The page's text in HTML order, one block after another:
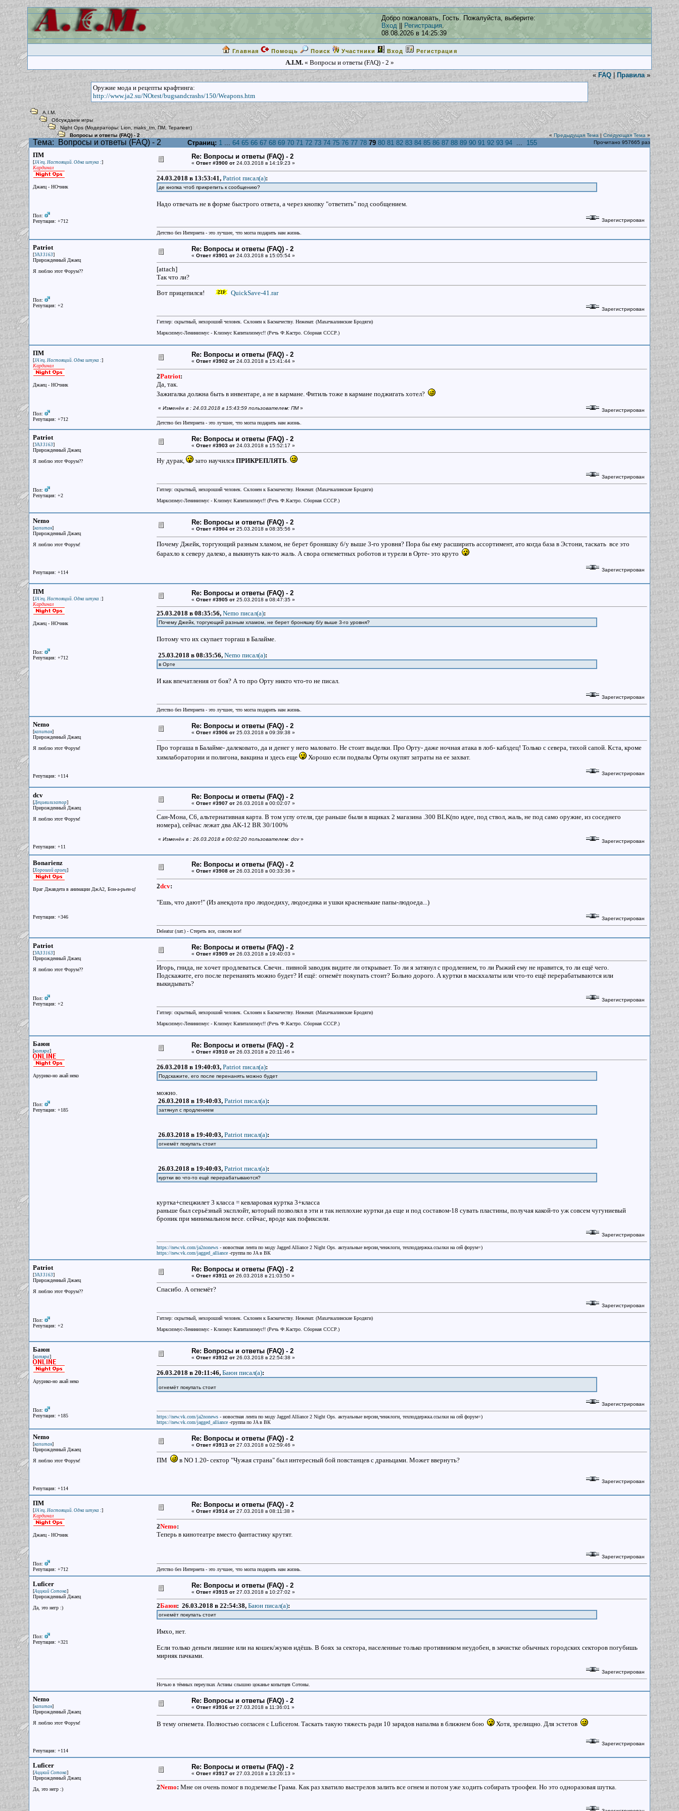
Добро пожаловать, Гость. Пожалуйста, выберите:
Вход
Регистрация.
08.08.2026 в 14:25:39
Главная Помощь Поиск Участники Вход Регистрация
A.I.M.« Вопросы и ответы (FAQ) - 2 »
« FAQ | Правила »
Оружие мода и рецепты крафтинга:
http://www.ja2.su/NOtest/bugsandcrashs/150/Weapons.htm
A.I.M.
Обсуждаем игры
Night Ops (Модераторы: Lion ,maks_tm,ПМ Терапевт)
Вопросы и ответы (FAQ) - 2
« Предыдущая Тема | Следующая Тема »
Тема: Вопросы и ответы (FAQ) - 2 Страниц: 1 ... 64 65 66 67 68 69 70 71 72 73 74 75 76 77 78 79 80 81 82 83 84 85 86 87 88 89 90 91 92 93 94 ... 155 Прочитано 957665 раз
ПМ
[JA'ец. Настоящий. Одна штука :]
Кардинал
Джаец - НОчник
Пол:
Репутация: +712
Re: Вопросы и ответы (FAQ) - 2
« Ответ #3900 от 24.03.2018 в 14:19:23 »
24.03.2018 в 13:53:41, Patriot писал(a):
де кнопка чтоб прикрепить к сообщению?
Надо отвечать не в форме быстрого ответа, а через кнопку "ответить" под сообщением.
Зарегистрирован
Детство без Интернета - это лучшее, что могла подарить нам жизнь.
Patriot
[УАЗ 3163]
Прирожденный Джаец
Я люблю этот Форум??
Пол:
Репутация: +2
Re: Вопросы и ответы (FAQ) - 2
« Ответ #3901 от 24.03.2018 в 15:05:54 »
[attach]
Так что ли?
Вот прицепился! QuickSave-41.rar
Зарегистрирован
Гитлер: скрытный, нехороший человек. Склонен к Басмачеству. Неженат. (Махачкалинские Бродяги)
Марксизмус-Ленинизмус - Клизмус Капитализмус!! (Речь Ф.Кастро. Сборная СССР.)
ПМ
[JA'ец. Настоящий. Одна штука :]
Кардинал
Джаец - НОчник
Пол:
Репутация: +712
Re: Вопросы и ответы (FAQ) - 2
« Ответ #3902 от 24.03.2018 в 15:41:44 »
2Patriot:
Да, так.
Зажигалка должна быть в инвентаре, а не в кармане. Фитиль тоже в кармане поджигать хотел?
« Изменён в : 24.03.2018 в 15:43:59 пользователем: ПМ» Зарегистрирован
Детство без Интернета - это лучшее, что могла подарить нам жизнь.
Patriot
[УАЗ 3163]
Прирожденный Джаец
Я люблю этот Форум??
Пол:
Репутация: +2
Re: Вопросы и ответы (FAQ) - 2
« Ответ #3903 от 24.03.2018 в 15:52:17 »
Ну дурак, зато научился ПРИКРЕПЛЯТЬ.
Зарегистрирован
Гитлер: скрытный, нехороший человек. Склонен к Басмачеству. Неженат. (Махачкалинские Бродяги)
Марксизмус-Ленинизмус - Клизмус Капитализмус!! (Речь Ф.Кастро. Сборная СССР.)
Nemo
[капитан]
Прирожденный Джаец
Я люблю этот Форум!
Репутация: +114
Re: Вопросы и ответы (FAQ) - 2
« Ответ #3904 от 25.03.2018 в 08:35:56 »
Почему Джейк, торгующий разным хламом, не берет броняшку б/у выше 3-го уровня? Пора бы ему расширить ассортимент, ато когда база в Эстони, таскать все это
барахло к северу далеко, а выкинуть как-то жаль. А свора огнеметных роботов и турели в Орте- это круто
Зарегистрирован
ПМ
[JA'ец. Настоящий. Одна штука :]
Кардинал
Джаец - НОчник
Пол:
Репутация: +712
Re: Вопросы и ответы (FAQ) - 2
« Ответ #3905 от 25.03.2018 в 08:47:35 »
25.03.2018 в 08:35:56, Nemo писал(a):
Почему Джейк, торгующий разным хламом, не берет броняшку б/у выше 3-го уровня?
Потому что их скупает торгаш в Балайме.
25.03.2018 в 08:35:56, Nemo писал(a):
в Орте
И как впечатления от боя? А то про Орту никто что-то не писал.
Зарегистрирован
Детство без Интернета - это лучшее, что могла подарить нам жизнь.
Nemo
[капитан]
Прирожденный Джаец
Я люблю этот Форум!
Репутация: +114
Re: Вопросы и ответы (FAQ) - 2
« Ответ #3906 от 25.03.2018 в 09:39:38 »
Про торгаша в Балайме- далековато, да и денег у него маловато. Не стоит выделки. Про Орту- даже ночная атака в лоб- кабздец! Только с севера, тихой сапой. Кста, кроме
химлаборатории и полигона, вакцина и здесь еще
Хорошо если подвалы Орты окупят затраты на ее захват.
Зарегистрирован
dcv
[Децивилизатор]
Прирожденный Джаец
Я люблю этот Форум!
Репутация: +11
Re: Вопросы и ответы (FAQ) - 2
« Ответ #3907 от 26.03.2018 в 00:02:07 »
Сан-Мона, С6, альтернативная карта. В том углу отеля, где раньше были в ящиках 2 магазина .300 BLK(по идее, под ствол, жаль, не под само оружие, из соседнего
номера), сейчас лежат два AK-12 BR 30/100%
« Изменён в : 26.03.2018 в 00:02:20 пользователем: dcv» Зарегистрирован
Bonarienz
[Хороший ариец]
Враг Джавдета в анимации ДжА2, Бон-а-рьен-ц!
Репутация: +346
Re: Вопросы и ответы (FAQ) - 2
« Ответ #3908 от 26.03.2018 в 00:33:36 »
2dcv:
"Ешь, что дают!" (Из анекдота про людоедиху, людоедика и ушки красненькие папы-людоеда...)
Зарегистрирован
Deleatur (лат.) - Стереть все, совсем все!
Patriot
[УАЗ 3163]
Прирожденный Джаец
Я люблю этот Форум??
Пол:
Репутация: +2
Re: Вопросы и ответы (FAQ) - 2
« Ответ #3909 от 26.03.2018 в 19:40:03 »
Игорь, гнида, не хочет продлеваться. Свечн.. пивной заводик видите ли открывает. То ли я затянул с продлением, то ли Рыжий ему не нравится, то ли ещё чего.
Подскажите, его после перенанять можно будет? И ещё: огнемёт покупать стоит? Больно дорого. А куртки в маскхалаты или что-то ещё перерабатываются или
выкидывать?
Зарегистрирован
Гитлер: скрытный, нехороший человек. Склонен к Басмачеству. Неженат. (Махачкалинские Бродяги)
Марксизмус-Ленинизмус - Клизмус Капитализмус!! (Речь Ф.Кастро. Сборная СССР.)
Баюн
[котяра]
Арурико-но акай неко
Пол:
Репутация: +185
Re: Вопросы и ответы (FAQ) - 2
« Ответ #3910 от 26.03.2018 в 20:11:46 »
26.03.2018 в 19:40:03, Patriot писал(a):
Подскажите, его после перенанять можно будет
можно.
26.03.2018 в 19:40:03, Patriot писал(a):
затянул с продлением
26.03.2018 в 19:40:03, Patriot писал(a):
огнемёт покупать стоит
26.03.2018 в 19:40:03, Patriot писал(a):
куртки во что-то ещё перерабатываются?
куртка+спецжилет 3 класса = кевларовая куртка 3+класса
раньше был серьёзный эксплойт, который позволял в эти и так неплохие куртки да еще и под составом-18 сувать пластины, получая какой-то уж совсем чугуниевый
броник при минимальном весе. сейчас, вроде как пофиксили.
Зарегистрирован
https://new.vk.com/ja2nonews - новостная лента по моду Jagged Alliance 2 Night Ops. актуальные версии,ченжлоги, техподдержка.ссылки на сей форум=)
https://new.vk.com/jagged_alliance -группа по JA в ВК
Patriot
[УАЗ 3163]
Прирожденный Джаец
Я люблю этот Форум??
Пол:
Репутация: +2
Re: Вопросы и ответы (FAQ) - 2
« Ответ #3911 от 26.03.2018 в 21:03:50 »
Спасибо. А огнемёт?
Зарегистрирован
Гитлер: скрытный, нехороший человек. Склонен к Басмачеству. Неженат. (Махачкалинские Бродяги)
Марксизмус-Ленинизмус - Клизмус Капитализмус!! (Речь Ф.Кастро. Сборная СССР.)
Баюн
[котяра]
Арурико-но акай неко
Пол:
Репутация: +185
Re: Вопросы и ответы (FAQ) - 2
« Ответ #3912 от 26.03.2018 в 22:54:38 »
26.03.2018 в 20:11:46, Баюн писал(a):
огнемёт покупать стоит
Зарегистрирован
https://new.vk.com/ja2nonews - новостная лента по моду Jagged Alliance 2 Night Ops. актуальные версии,ченжлоги, техподдержка.ссылки на сей форум=)
https://new.vk.com/jagged_alliance -группа по JA в ВК
Nemo
[капитан]
Прирожденный Джаец
Я люблю этот Форум!
Репутация: +114
Re: Вопросы и ответы (FAQ) - 2
« Ответ #3913 от 27.03.2018 в 02:59:46 »
ПМ в NO 1.20- сектор "Чужая страна" был интересный бой повстанцев с драньцами. Может ввернуть?
Зарегистрирован
ПМ
[JA'ец. Настоящий. Одна штука :]
Кардинал
Джаец - НОчник
Пол:
Репутация: +712
Re: Вопросы и ответы (FAQ) - 2
« Ответ #3914 от 27.03.2018 в 08:11:38 »
2Nemo:
Теперь в кинотеатре вместо фантастику крутят.
Зарегистрирован
Детство без Интернета - это лучшее, что могла подарить нам жизнь.
Luficer
[Аццкий Сотона]
Прирожденный Джаец
Да, это негр :)
Пол:
Репутация: +321
Re: Вопросы и ответы (FAQ) - 2
« Ответ #3915 от 27.03.2018 в 10:27:02 »
2Баюн: 26.03.2018 в 22:54:38, Баюн писал(a):
огнемёт покупать стоит
Имхо, нет.
Если только деньги лишние или на кошек/жуков идёшь. В боях за сектора, населенные только противником неудобен, в зачистке обычных городских секторов погубишь
мирняк пачками.
Зарегистрирован
Ночью в тёмных переулках Астаны слышно цоканье копытцев Сотоны.
Nemo
[капитан]
Прирожденный Джаец
Я люблю этот Форум!
Репутация: +114
Re: Вопросы и ответы (FAQ) - 2
« Ответ #3916 от 27.03.2018 в 11:36:01 »
В тему огнемета. Полностью согласен с Luficerом. Таскать такую тяжесть ради 10 зарядов напалма в ближнем бою Хотя, зрелищно. Для эстетов
Зарегистрирован
Luficer
[Аццкий Сотона]
Прирожденный Джаец
Да, это негр :)
Re: Вопросы и ответы (FAQ) - 2
« Ответ #3917 от 27.03.2018 в 13:26:13 »
2Nemo: Мне он очень помог в подземелье Грама. Как раз хватило выстрелов залить все огнем и потом уже ходить собирать троофеи. Но это одноразовая шутка.